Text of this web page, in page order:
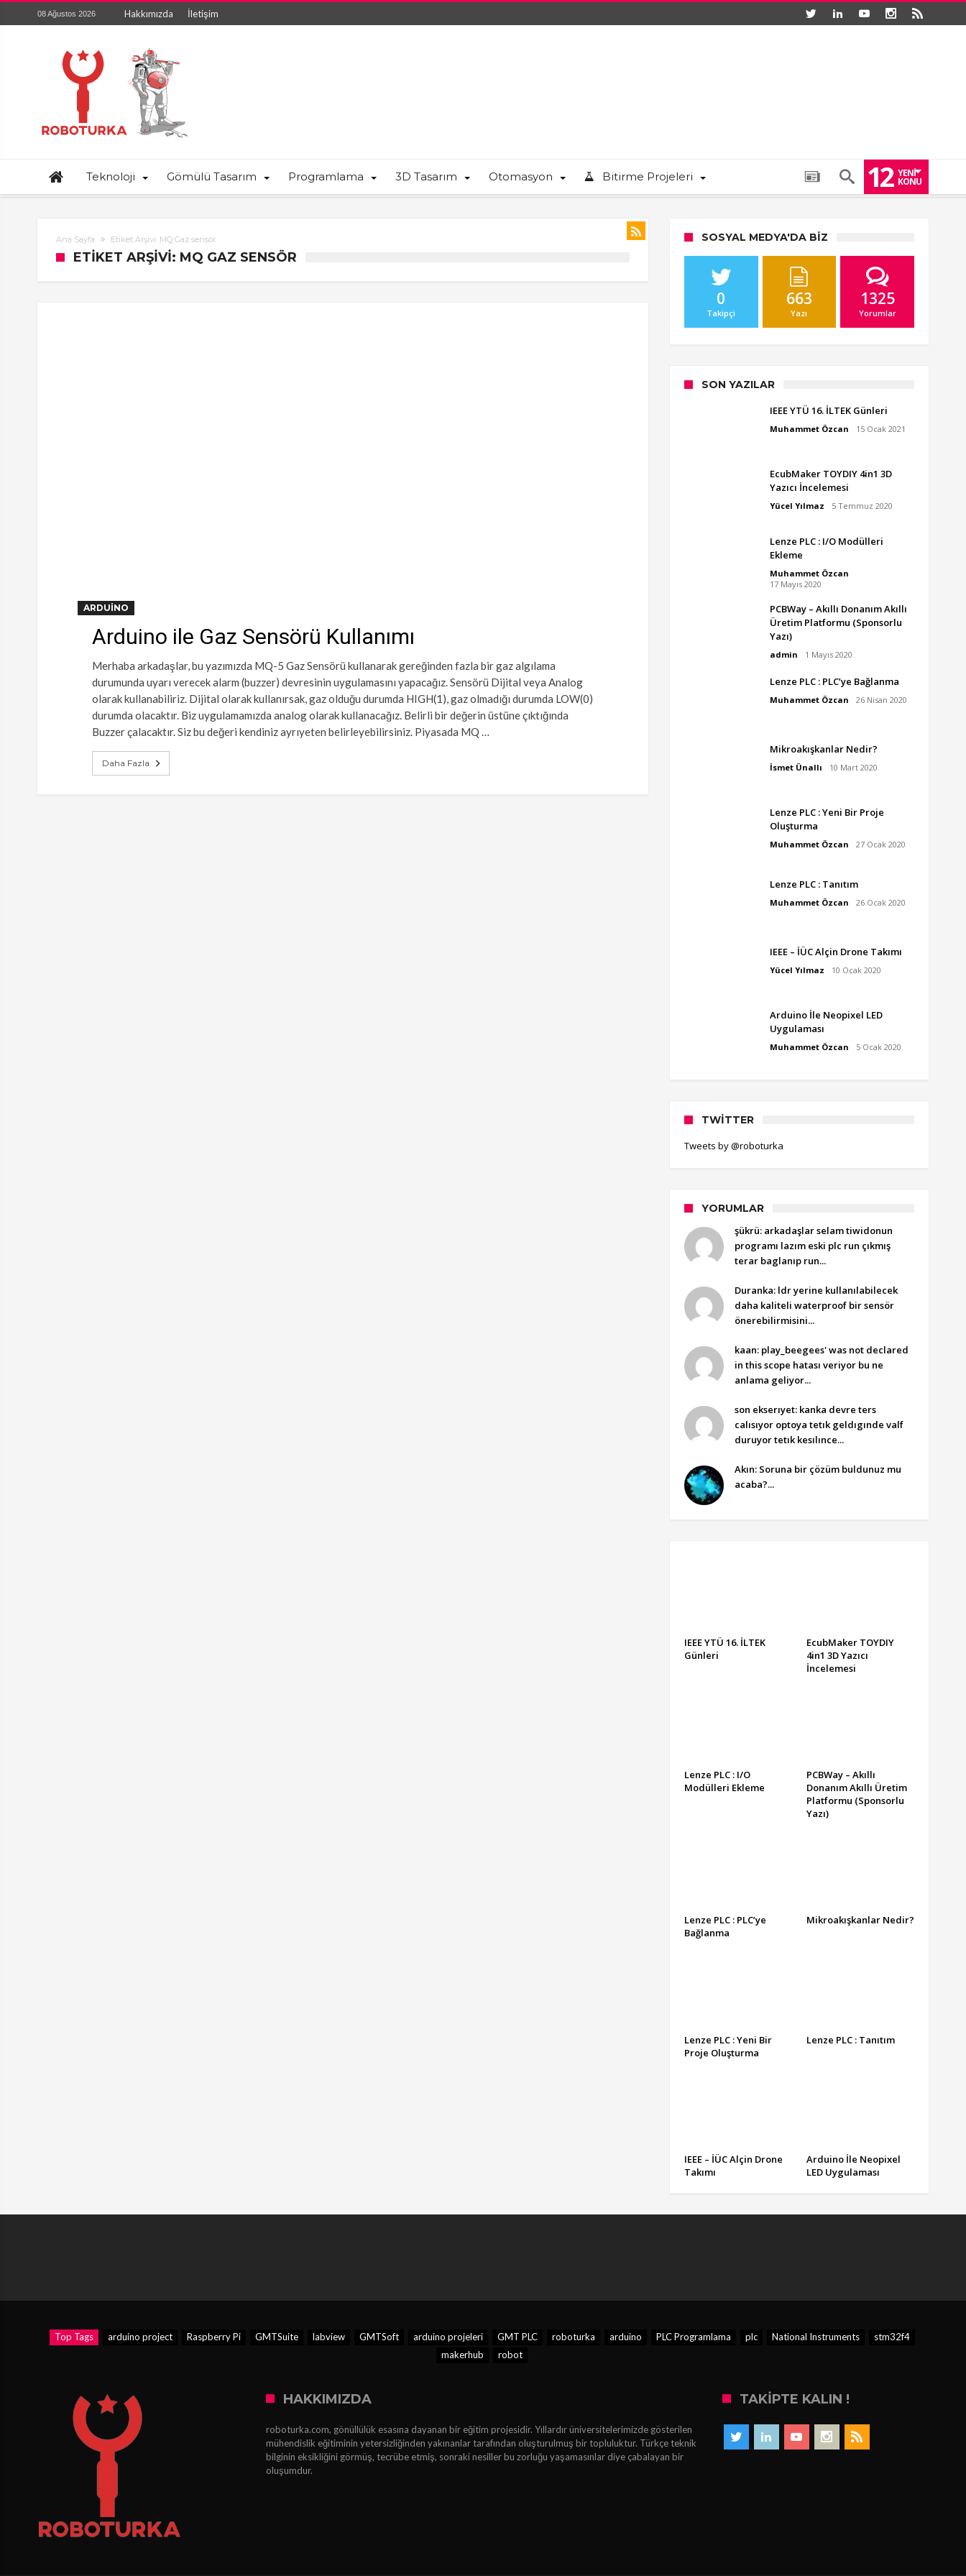
08 Ağustos 2026 Hakkımızda İletişim
Teknoloji Gömülü Tasarım Programlama 3D Tasarım Otomasyon Bitirme Projeleri 12 YENI
KONU
Ana Sayfa Etiket Arşivi: MQ Gaz sensör
ETIKET ARŞIVI: MQ GAZ SENSÖR
ARDUINO
Arduino ile Gaz Sensörü Kullanımı
Merhaba arkadaşlar, bu yazımızda MQ-5 Gaz Sensörü kullanarak gereğinden fazla bir gaz algılama
durumunda uyarı verecek alarm (buzzer) devresinin uygulamasını yapacağız. Sensörü Dijital veya Analog
olarak kullanabiliriz. Dijital olarak kullanırsak, gaz olduğu durumda HIGH(1), gaz olmadığı durumda LOW(0)
durumda olacaktır. Biz uygulamamızda analog olarak kullanacağız. Belirli bir değerin üstüne çıktığında
Buzzer çalacaktır. Siz bu değeri kendiniz ayrıyeten belirleyebilirsiniz. Piyasada MQ …
Daha Fazla
SOSYAL MEDYA'DA BIZ
0
Takipçi
663
Yazı
1325
Yorumlar
SON YAZILAR
IEEE YTÜ 16. İLTEK Günleri
Muhammet Özcan 15 Ocak 2021
EcubMaker TOYDIY 4in1 3D
Yazıcı İncelemesi
Yücel Yılmaz 5 Temmuz 2020
Lenze PLC : I/O Modülleri
Ekleme
Muhammet Özcan
17 Mayıs 2020
PCBWay – Akıllı Donanım Akıllı
Üretim Platformu (Sponsorlu
Yazı)
admin 1 Mayıs 2020
Lenze PLC : PLC’ye Bağlanma
Muhammet Özcan 26 Nisan 2020
Mikroakışkanlar Nedir?
İsmet Ünallı 10 Mart 2020
Lenze PLC : Yeni Bir Proje
Oluşturma
Muhammet Özcan 27 Ocak 2020
Lenze PLC : Tanıtım
Muhammet Özcan 26 Ocak 2020
IEEE – İÜC Alçin Drone Takımı
Yücel Yılmaz 10 Ocak 2020
Arduino İle Neopixel LED
Uygulaması
Muhammet Özcan 5 Ocak 2020
TWITTER
Tweets by @roboturka
YORUMLAR
şükrü: arkadaşlar selam tiwidonun
programı lazım eski plc run çıkmış
terar baglanıp run...
Duranka: ldr yerine kullanılabilecek
daha kaliteli waterproof bir sensör
önerebilirmisini...
kaan: play_beegees' was not declared
in this scope hatası veriyor bu ne
anlama geliyor...
son ekserıyet: kanka devre ters
calısıyor optoya tetık geldıgınde valf
duruyor tetık kesılınce...
Akın: Soruna bir çözüm buldunuz mu
acaba?...
IEEE YTÜ 16. İLTEK
Günleri
EcubMaker TOYDIY
4in1 3D Yazıcı
İncelemesi
Lenze PLC : I/O
Modülleri Ekleme
PCBWay – Akıllı
Donanım Akıllı Üretim
Platformu (Sponsorlu
Yazı)
Lenze PLC : PLC’ye
Bağlanma
Mikroakışkanlar Nedir?
Lenze PLC : Yeni Bir
Proje Oluşturma
Lenze PLC : Tanıtım
IEEE – İÜC Alçin Drone
Takımı
Arduino İle Neopixel
LED Uygulaması
Top Tags arduino project Raspberry Pi GMTSuite labview GMTSoft arduino projeleri GMT PLC roboturka arduino PLC Programlama plc National Instruments
stm32f4
makerhub
robot
HAKKIMIZDA
roboturka.com, gönüllülük esasına dayanan bir eğitim projesidir. Yıllardır üniversitelerimizde gösterilen
mühendislik eğitiminin yetersizliğinden yakınanlar tarafından oluşturulmuş bir topluluktur. Türkçe teknik
bilginin eksikliğini görmüş, tecrübe etmiş, sonraki nesiller bu zorluğu yaşamasınlar diye çabalayan bir
oluşumdur.
TAKIPTE KALIN !